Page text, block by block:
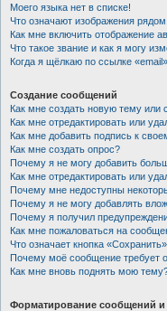
Моего языка нет в списке!
Что означают изображения
Как мне включить отображение
Что такое звание и как я могу
Когда я щёлкаю по ссылке
Создание сообщений
Как мне создать новую тему или
Как мне отредактировать или
Как мне добавить подпись к
Как мне создать опрос?
Почему я не могу добавить
Как мне отредактировать или
Почему мне недоступны
Почему я не могу добавлять
Почему я получил
Как мне пожаловаться на
Что означает кнопка
Почему моё сообщение требует
Как мне вновь поднять мою
Форматирование сообщений и